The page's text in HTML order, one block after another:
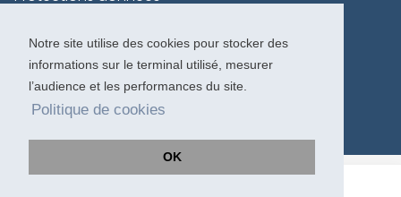
Notre site utilise des cookies pour stocker des
informations sur le terminal utilisé, mesurer
l’audience et les performances du site.
Politique de cookies
OK
Charte voyageur
Copyright 1996-2026